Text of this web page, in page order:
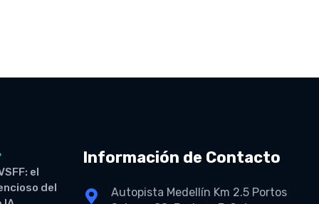
el
del
Información de Contacto
Autopista Medellín Km 2.5 Portos